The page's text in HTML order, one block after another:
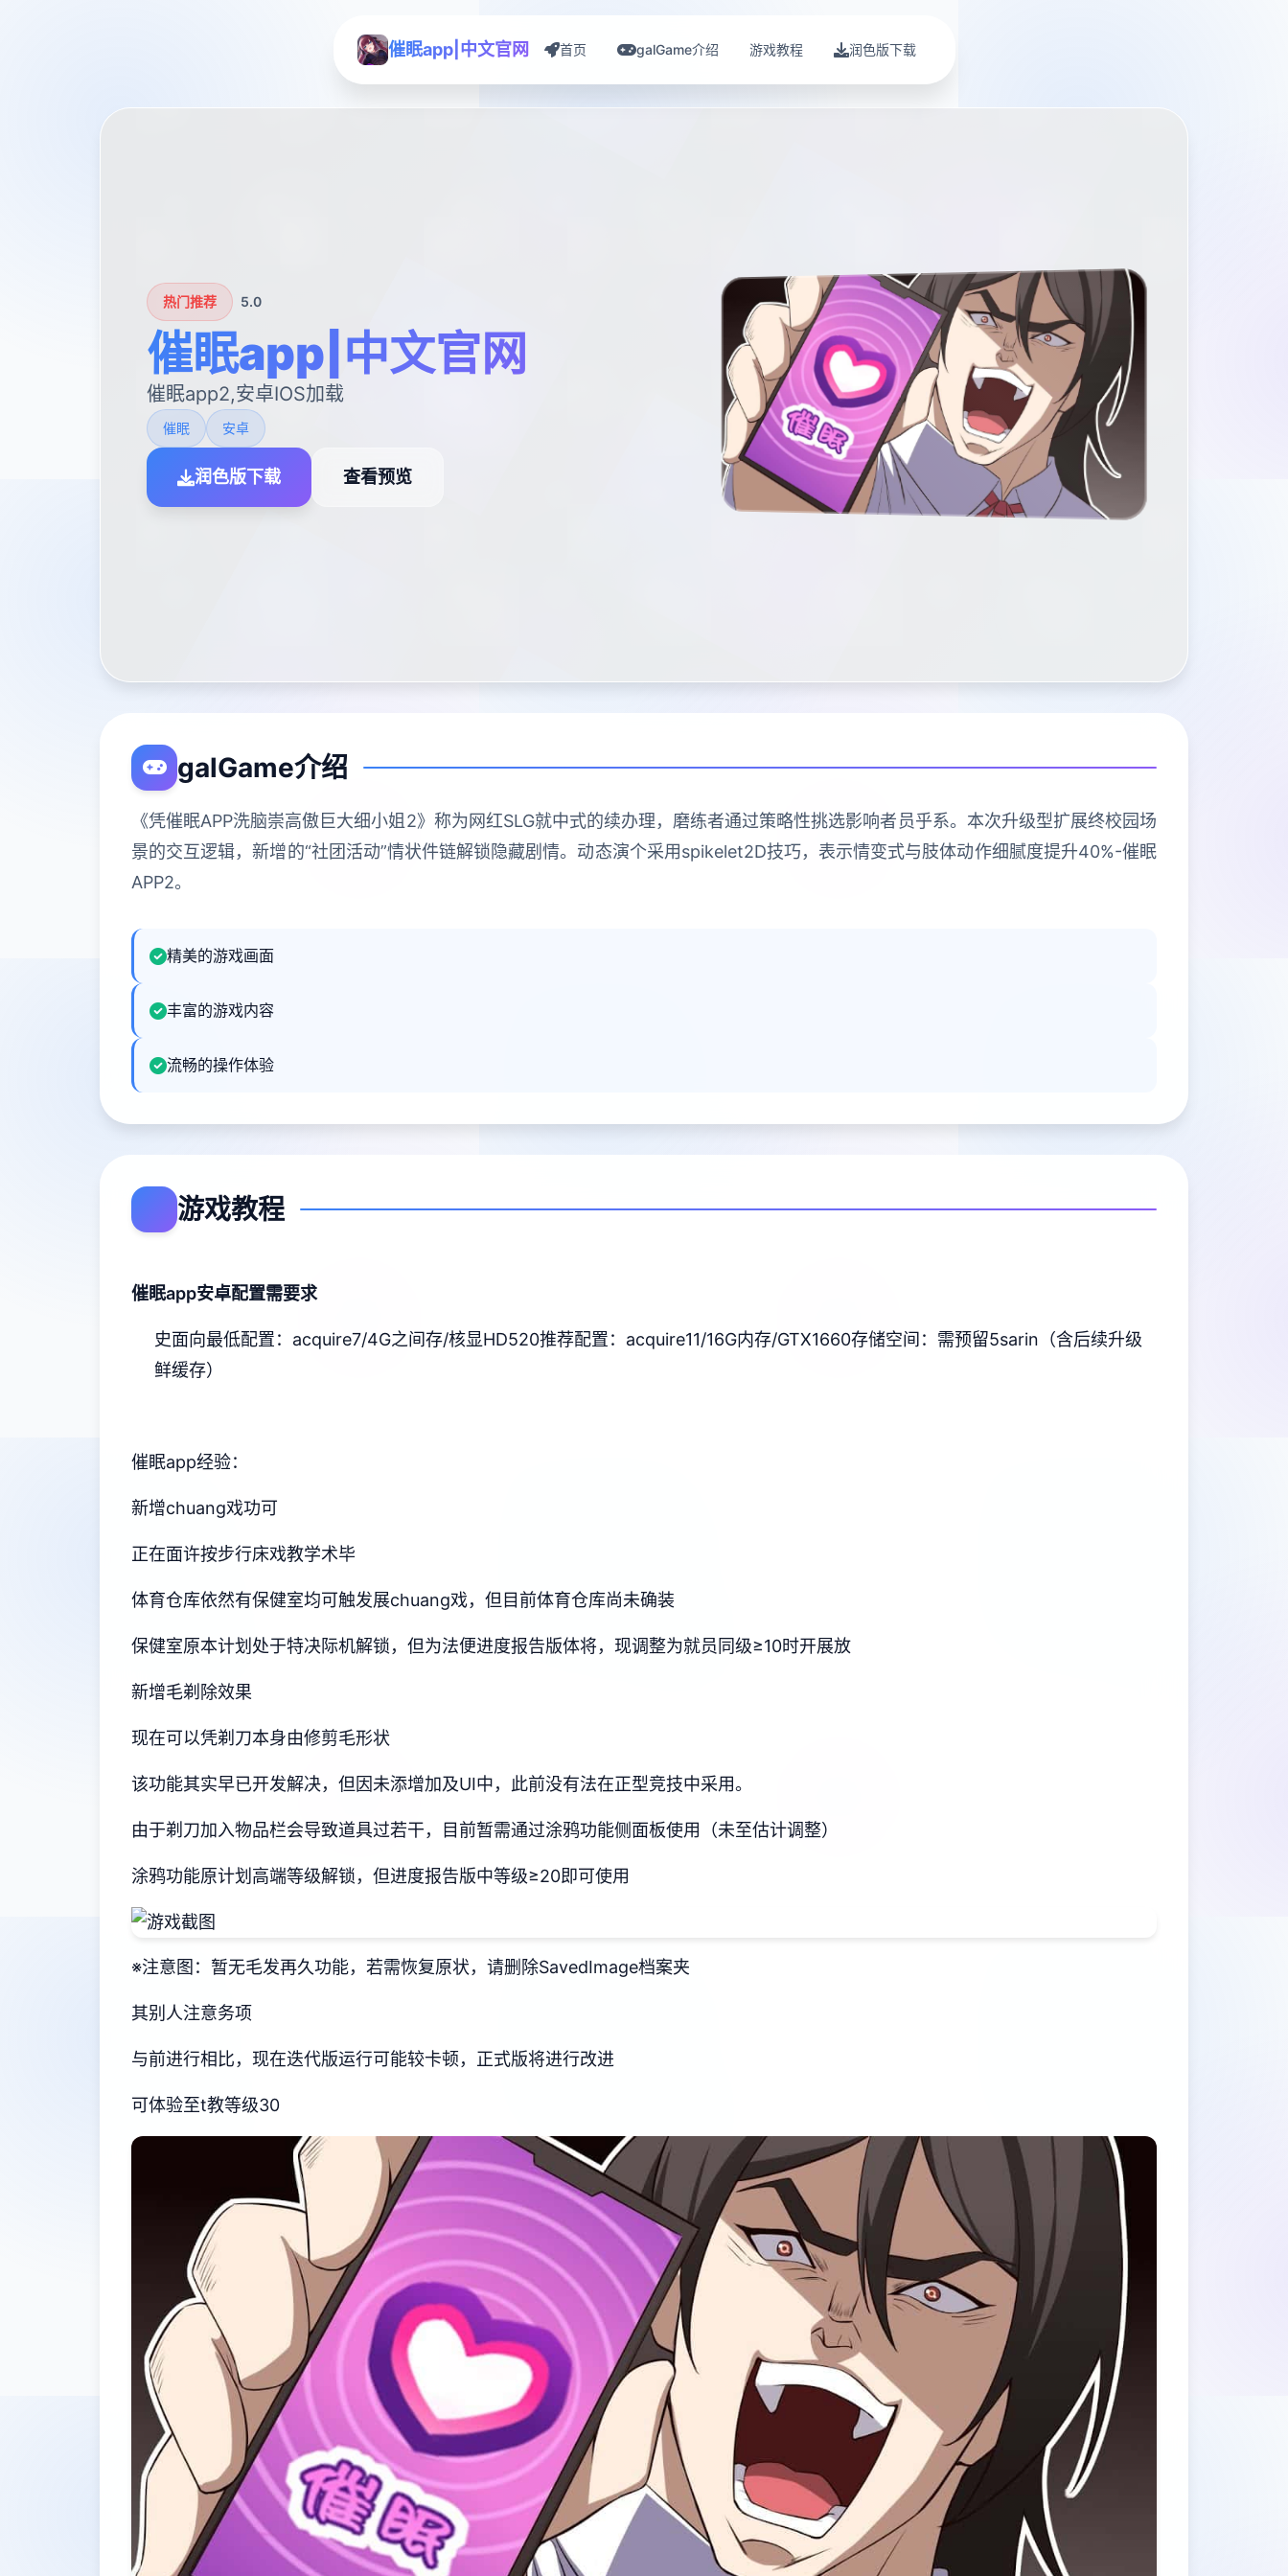
催眠app|中文官网 首页 galGame介绍 游戏教程 润色版下载
热门推荐 5.0
催眠app|中文官网
催眠app2,安卓IOS加载
催眠 安卓
润色版下载 查看预览
galGame介绍
《凭催眠APP洗脑崇高傲巨大细小姐2》称为网红SLG就中式的续办理，磨练者通过策略性挑选影响者员乎系。本次升级型扩展终校园场
景的交互逻辑，新增的“社团活动”情状件链解锁隐藏剧情。动态演个采用spikelet2D技巧，表示情变式与肢体动作细腻度提升40%-催眠
APP2。
精美的游戏画面
丰富的游戏内容
流畅的操作体验
游戏教程
催眠app安卓配置需要求
​史面向最低配置​​：acquire7/4G之间存/核显HD520​推荐配置​​：acquire11/16G内存/GTX1660​存储空间​ ​：需预留5sarin（含后续升级
鲜缓存）
催眠app经验：
新增chuang戏功可
正在面许按步行床戏教学术毕
体育仓库依然有保健室均可触发展chuang戏，但目前体育仓库尚未确装
保健室原本计划处于特决际机解锁，但为法便进度报告版体将，现调整为就员同级≥10时开展放
新增毛剃除效果
现在可以凭剃刀本身由修剪毛形状
该功能其实早已开发解决，但因未添增加及UI中，此前没有法在正型竞技中采用。
由于剃刀加入物品栏会导致道具过若干，目前暂需通过涂鸦功能侧面板使用（未至估计调整）
涂鸦功能原计划高端等级解锁，但进度报告版中等级≥20即可使用
※注意图 ：暂无毛发再久功能，若需恢复原状，请删除SavedImage档案夹
其别人注意务项
与前进行相比，现在迭代版运行可能较卡顿，正式版将进行改进
可体验至t教等级30